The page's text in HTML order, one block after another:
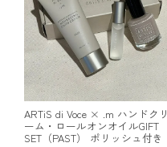
ARTiS di Voce × .m ハンドクリ
ーム・ロールオンオイルGIFT
SET（PAST） ポリッシュ付き